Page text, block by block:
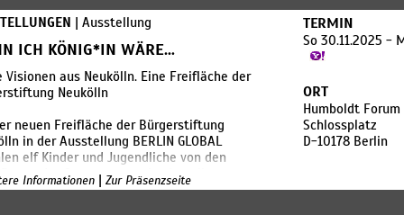
ist der Heilkräutergarten „Hevrîn
in Berlin-Neukölln, der mit dem Frauendorf
in Nordostsyrien sowie mit dem Verein
for Justice eng verbunden ist.
deutlich, was Gärten alles sein können:
Gedenkens, der Heilung und
der gegenseitigen Stärkung und
Darüber hinaus sind Gärten
Widerstands gegen Unterdrückung und
| Ausstellung
ICH KÖNIG*IN WÄRE…
Visionen aus Neukölln. Eine Freifläche der
Neukölln
neuen Freifläche der Bürgerstiftung
in der Ausstellung BERLIN GLOBAL
elf Kinder und Jugendliche von den
der Gegenwart und zeigen ihre
für eine gerechtere Zukunft.
TERMIN
So 30.11.2025 -
ORT
Humboldt Forum
Schlossplatz
D-10178 Berlin
Informationen | Zur Präsenzseite